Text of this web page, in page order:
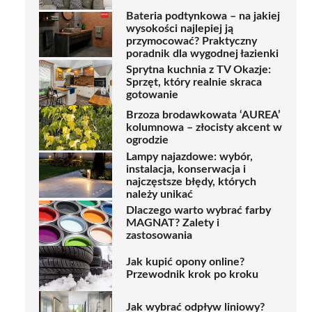
Bateria podtynkowa – na jakiej
wysokości najlepiej ją
przymocować? Praktyczny
poradnik dla wygodnej łazienki
Sprytna kuchnia z TV Okazje:
Sprzęt, który realnie skraca
gotowanie
Brzoza brodawkowata ‘AUREA’
kolumnowa – złocisty akcent w
ogrodzie
Lampy najazdowe: wybór,
instalacja, konserwacja i
najczęstsze błędy, których
należy unikać
Dlaczego warto wybrać farby
MAGNAT? Zalety i
zastosowania
Jak kupić opony online?
Przewodnik krok po kroku
Jak wybrać odpływ liniowy?